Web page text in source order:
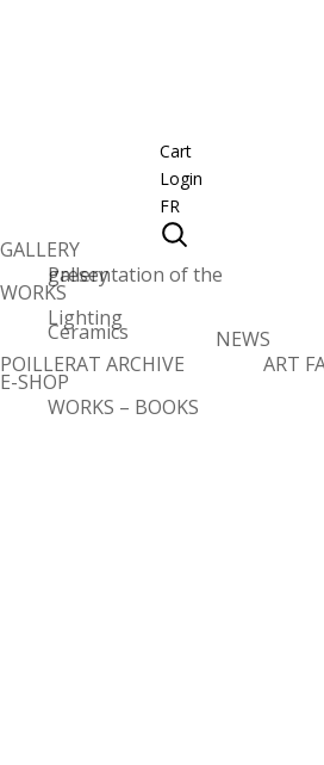
Cart
Login
FR
GALLERY
Presentation of the gallery
WORKS
Lighting
Ceramics
POILLERAT ARCHIVE
NEWS
ART
E-SHOP
WORKS – BOOKS